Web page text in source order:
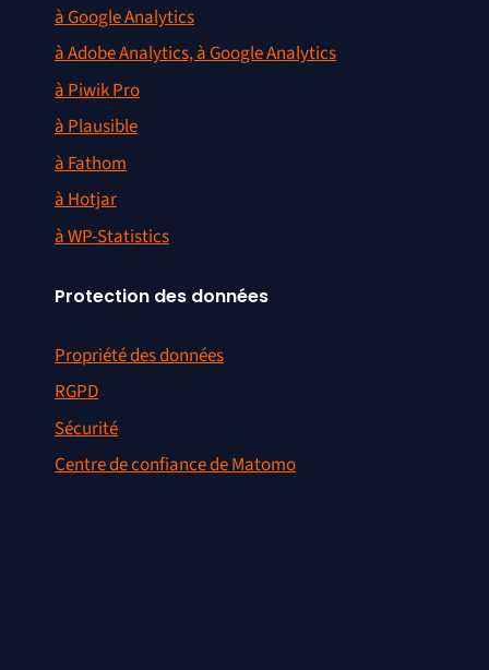
à Google Analytics
à Adobe Analytics, à Google Analytics
à Piwik Pro
à Plausible
à Fathom
à Hotjar
à WP-Statistics
Protection des données
Propriété des données
RGPD
Sécurité
Centre de confiance de Matomo